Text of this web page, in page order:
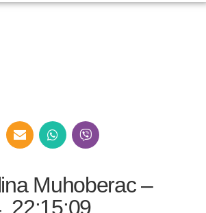
Muhoberac –
22:15:09